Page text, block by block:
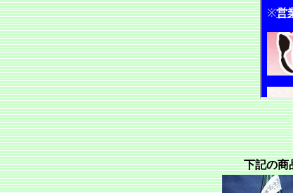
下記の